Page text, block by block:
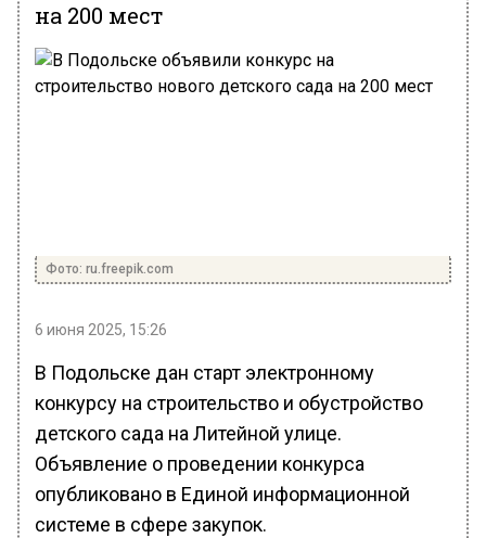
на 200 мест
Фото: ru.freepik.com
6 июня 2025, 15:26
В Подольске дан старт электронному
конкурсу на строительство и обустройство
детского сада на Литейной улице.
Объявление о проведении конкурса
опубликовано в Единой информационной
системе в сфере закупок.